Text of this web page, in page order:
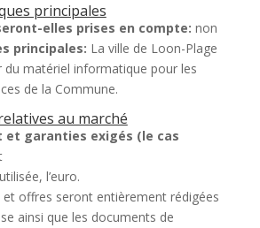
principales
elles prises en compte: non
principales: La ville de Loon-Plage
du matériel informatique pour les
de la Commune.
au marché
et garanties exigés (le cas
l’euro.
et offres seront entièrement rédigées
ainsi que les documents de